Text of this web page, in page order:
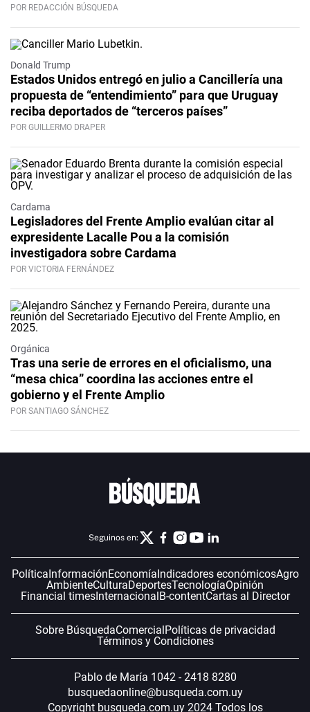
POR REDACCIÓN BÚSQUEDA
Donald Trump
Estados Unidos entregó en julio a Cancillería una
propuesta de “entendimiento” para que Uruguay
reciba deportados de “terceros países”
POR GUILLERMO DRAPER
Cardama
Legisladores del Frente Amplio evalúan citar al
expresidente Lacalle Pou a la comisión
investigadora sobre Cardama
POR VICTORIA FERNÁNDEZ
Orgánica
Tras una serie de errores en el oficialismo, una
“mesa chica” coordina las acciones entre el
gobierno y el Frente Amplio
POR SANTIAGO SÁNCHEZ
Seguinos en:
PolíticaInformaciónEconomíaIndicadores económicosAgro
AmbienteCulturaDeportesTecnologíaOpinión
Financial timesInternacionalB-contentCartas al Director
Sobre BúsquedaComercialPolíticas de privacidad
Términos y Condiciones
Pablo de María 1042 - 2418 8280
busquedaonline@busqueda.com.uy
Copyright busqueda.com.uy 2024 Todos los